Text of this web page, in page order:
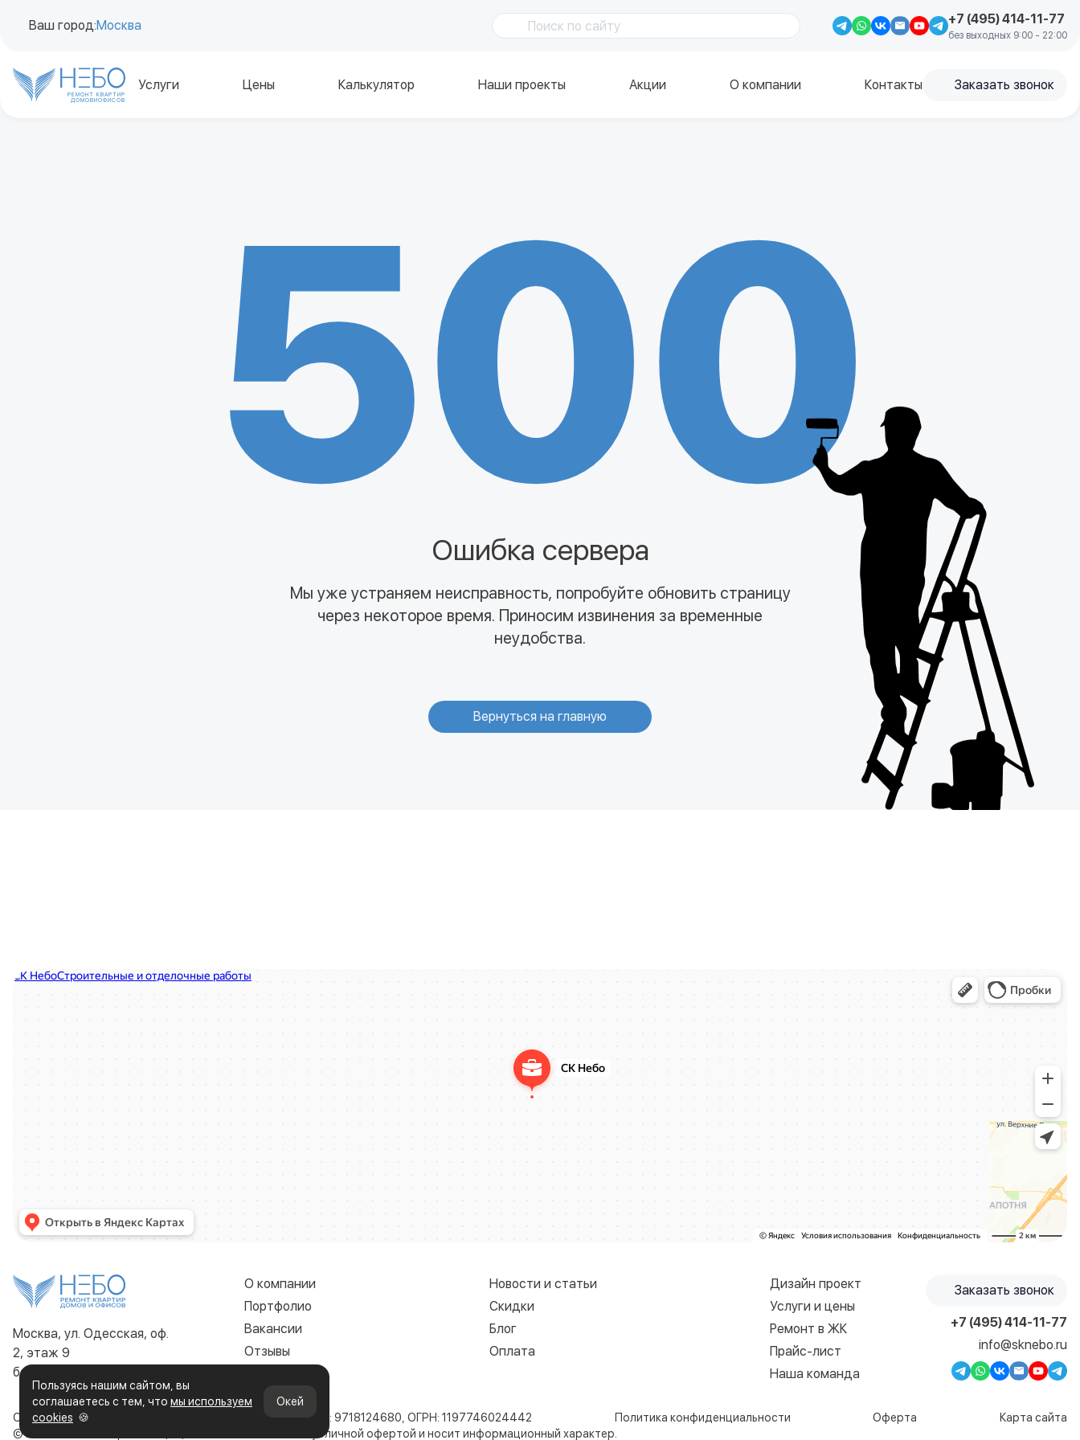
Ваш город:Москва +7 (495) 414-11-77
без выходных 9:00 - 22:00
РЕМОНТ КВАРТИР
ДОМОВИОФИСОВ
Услуги Цены Калькулятор Наши проекты Акции О компании Контакты Заказать звонок
500
Ошибка сервера
Мы уже устраняем неисправность, попробуйте обновить страницу
через некоторое время. Приносим извинения за временные
неудобства.
Вернуться на главную
Москва, ул. Одесская, оф.
2, этаж 9
без выходных 9:00 - 22:00
О компании
Портфолио
Вакансии
Отзывы
Новости и статьи
Скидки
Блог
Оплата
Дизайн проект
Услуги и цены
Ремонт в ЖК
Прайс-лист
Наша команда
Заказать звонок
+7 (495) 414-11-77
info@sknebo.ru
ООО «Строительная компания НЕБО» ИНН: 9718124680, ОГРН: 1197746024442 Политика конфиденциальности Оферта
Карта сайта
© 2019-2026. Все права защищены. Сайт не является публичной офертой и носит информационный характер.
Пользуясь нашим сайтом, вы
соглашаетесь с тем, что мы используем
cookies 🍪
Окей